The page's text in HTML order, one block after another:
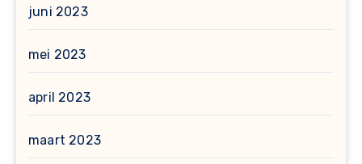
juni 2023
mei 2023
april 2023
maart 2023